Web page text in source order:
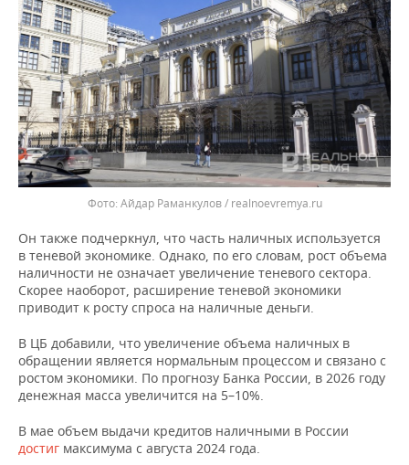
Айдар Раманкулов / realnoevremya.ru
Он также подчеркнул, что часть наличных используется
в теневой экономике. Однако, по его словам, рост объема
наличности не означает увеличение теневого сектора.
Скорее наоборот, расширение теневой экономики
приводит к росту спроса на наличные деньги.
В ЦБ добавили, что увеличение объема наличных в
обращении является нормальным процессом и связано с
ростом экономики. По прогнозу Банка России, в 2026 году
денежная масса увеличится на 5–10%.
В мае объем выдачи кредитов наличными в России
достиг максимума с августа 2024 года.